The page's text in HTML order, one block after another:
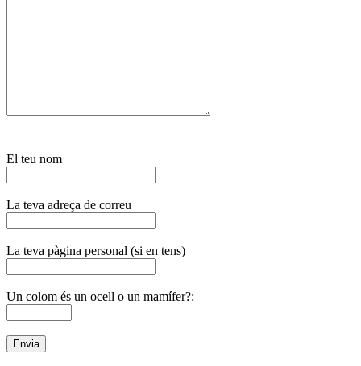
El teu nom
La teva adreça de correu
La teva pàgina personal (si en tens)
Un colom és un ocell o un mamífer?: